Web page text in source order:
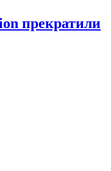
прекратили